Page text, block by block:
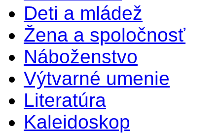
Deti a mládež
Žena a spoločnosť
Náboženstvo
Výtvarné umenie
Literatúra
Kaleidoskop